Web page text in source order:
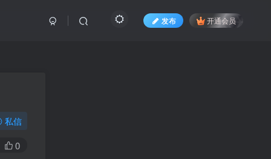
发布 开通会员
私信
0